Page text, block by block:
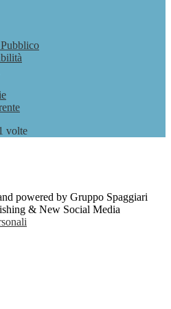
volte
powered by Gruppo Spaggiari
& New Social Media